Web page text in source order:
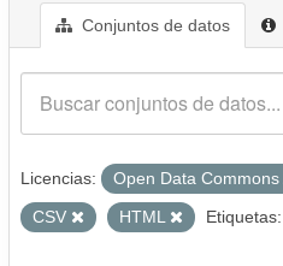
Conjuntos de datos
Licencias: Open Data
CSV
HTML Etiquetas: